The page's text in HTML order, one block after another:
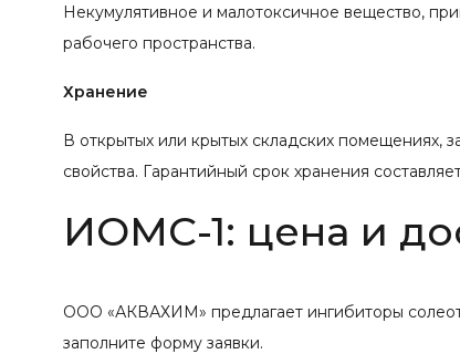
Некумулятивное и малотоксичное вещество,
рабочего пространства.
Хранение
В открытых или крытых складских помещениях,
свойства. Гарантийный срок хранения
ИОМС-1: цена и
ООО «АКВАХИМ» предлагает ингибиторы
заполните форму заявки.